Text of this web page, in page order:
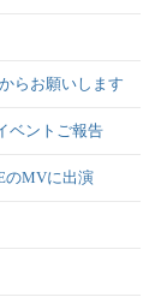
らお願いします
ベントご報告
のMVに出演